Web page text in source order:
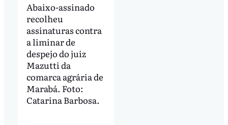
Abaixo-assinado
recolheu
assinaturas contra
a liminar de
despejo do juiz
Mazutti da
comarca agrária de
Marabá. Foto:
Catarina Barbosa.